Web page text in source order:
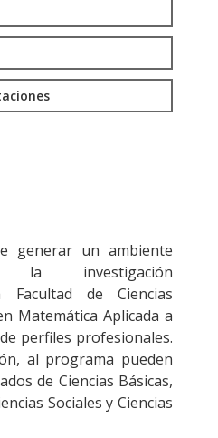
generar un ambiente
investigación
Facultad de Ciencias
Matemática Aplicada a
perfiles profesionales.
al programa pueden
de Ciencias Básicas,
Sociales y Ciencias